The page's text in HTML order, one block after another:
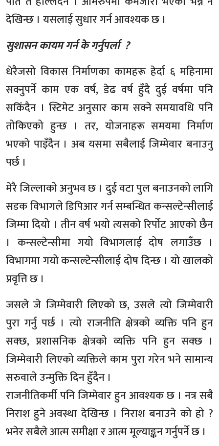
देखिन्छ । यसलाई सुधार गर्न आवश्यक छ ।
सुशासन कायम गर्न के गर्नुपर्ला ?
धेरैजसो विकास निर्माणका कामहरू हेर्दा ६ महिनामा
सक्नुपर्ने काम एक वर्ष, डेढ वर्ष हुँदै दुई वर्षमा पनि
सकिँदैन । स्टिमेट अनुसार काम सक्ने समयावधि पनि
तोकिएको हुन्छ । तर, योजनाहरू समयमा निर्माण
भएको पाइँदैन । अब यसमा सबैलाई जिम्मेवार बनाउनु
पर्छ ।
मेरै जिल्लाको अनुभव छ । दुई वटा पुल बनाउनको लागि
सडक विभागले डिपिआर गर्न सम्बन्धित कन्सल्टेन्सीलाई
जिम्मा दियो । तीन वर्ष भयो त्यसको रिर्पोट आएको छैन
। कन्सल्टेन्सीमा गयो विभागलाई दोष लगाउँछ ।
विभागमा गयो कन्सल्टेन्सीलाई दोष दिन्छ । यो खालको
प्रवृत्ति छ ।
जसले जे जिम्मेवारी लिएको छ, उसले त्यो जिम्मेवारी
पुरा गर्नु पर्छ । त्यो राजनीति क्षेत्रको व्यक्ति पनि हुन
सक्छ, प्रशासनिक क्षेत्रको व्यक्ति पनि हुन सक्छ ।
जिम्मेवारी लिएको व्यक्तिले काम पुरा गरेन भने सामान्य
सरुवाले उन्मुक्ति दिन हुँदैन ।
राजनीतिकर्मी पनि जिम्मेवार हुन आवश्यक छ । नत्र सबै
निराश हुने अवस्था देखिन्छ । निराश बनाउने को हो ?
भनेर सबैले आत्म समीक्षा र आत्म मूल्याङ्कन गर्नुपर्ने छ ।